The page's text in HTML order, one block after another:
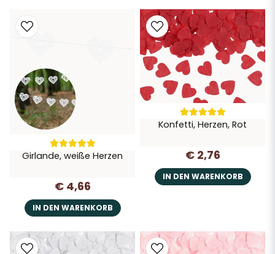
Girlande, weiße Herzen
€ 4,66
IN DEN WARENKORB
Konfetti, Herzen, Rot
€ 2,76
IN DEN WARENKORB